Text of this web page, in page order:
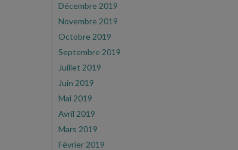
Décembre 2019
Novembre 2019
Octobre 2019
Septembre 2019
Juillet 2019
Juin 2019
Mai 2019
Avril 2019
Mars 2019
Février 2019